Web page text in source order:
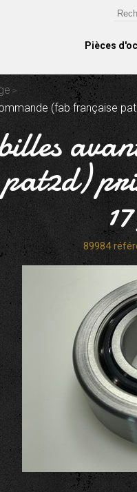
Pièces
(fab française
89984